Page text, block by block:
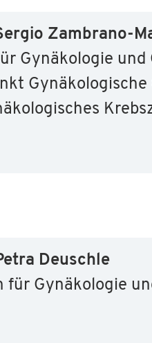
Zambrano-
Gynäkologie und
Gynäkologische
Deuschle
für Gynäkologie